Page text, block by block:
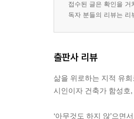
오지래퍼의 딱 한 가지 로
비의 커튼, 스콜
이 몸은 누구의 것인가
접수된 글은 확인을 거
독자 분들의 리뷰는
출판사 리뷰
삶을 위로하는 지적 유
시인이자 건축가 함성호
‘아무것도 하지 않’으면